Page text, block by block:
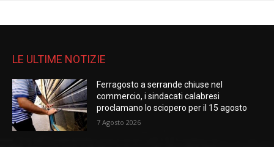
LE ULTIME NOTIZIE
Ferragosto a serrande chiuse nel
commercio, i sindacati calabresi
proclamano lo sciopero per il 15 agosto
7 Agosto 2026